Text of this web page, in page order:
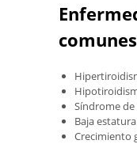
comunes
Síndrome de
Baja estatura
Crecimiento